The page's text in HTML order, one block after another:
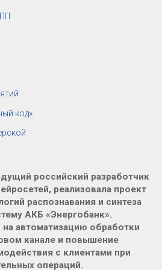
код»
российский разработчик
реализовала проект
распознавания и синтеза
АКБ «Энергобанк».
автоматизацию обработки
канале и повышение
с клиентами при
операций.